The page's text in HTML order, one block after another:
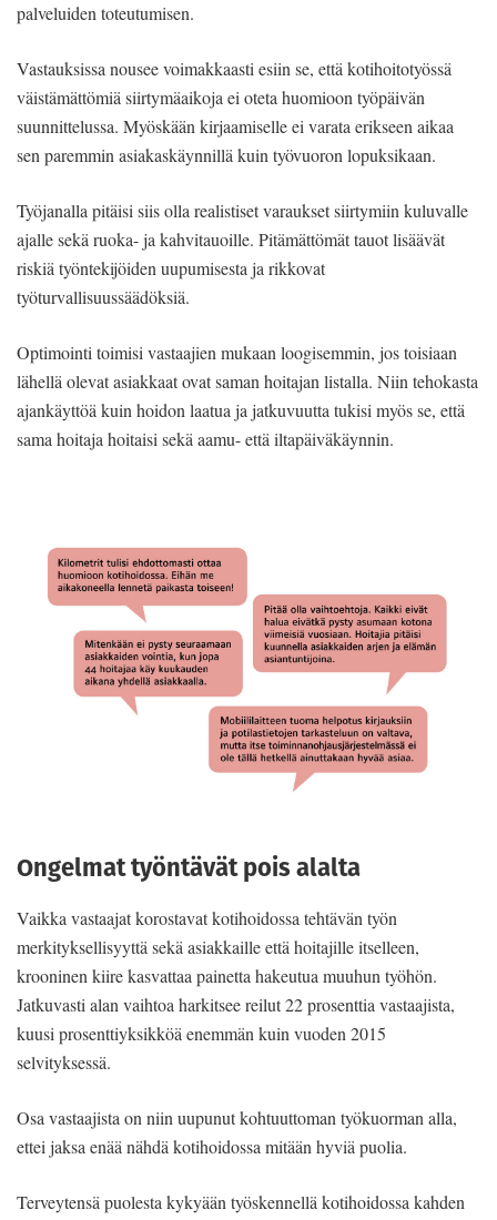
palveluiden toteutumisen.
Vastauksissa nousee voimakkaasti esiin se, että kotihoitotyössä
väistämättömiä siirtymäaikoja ei oteta huomioon työpäivän
suunnittelussa. Myöskään kirjaamiselle ei varata erikseen aikaa
sen paremmin asiakaskäynnillä kuin työvuoron lopuksikaan.
Työjanalla pitäisi siis olla realistiset varaukset siirtymiin kuluvalle
ajalle sekä ruoka- ja kahvitauoille. Pitämättömät tauot lisäävät
riskiä työntekijöiden uupumisesta ja rikkovat
työturvallisuussäädöksiä.
Optimointi toimisi vastaajien mukaan loogisemmin, jos toisiaan
lähellä olevat asiakkaat ovat saman hoitajan listalla. Niin tehokasta
ajankäyttöä kuin hoidon laatua ja jatkuvuutta tukisi myös se, että
sama hoitaja hoitaisi sekä aamu- että iltapäiväkäynnin.
Ongelmat työntävät pois alalta
Vaikka vastaajat korostavat kotihoidossa tehtävän työn
merkityksellisyyttä sekä asiakkaille että hoitajille itselleen,
krooninen kiire kasvattaa painetta hakeutua muuhun työhön.
Jatkuvasti alan vaihtoa harkitsee reilut 22 prosenttia vastaajista,
kuusi prosenttiyksikköä enemmän kuin vuoden 2015
selvityksessä.
Osa vastaajista on niin uupunut kohtuuttoman työkuorman alla,
ettei jaksa enää nähdä kotihoidossa mitään hyviä puolia.
Terveytensä puolesta kykyään työskennellä kotihoidossa kahden